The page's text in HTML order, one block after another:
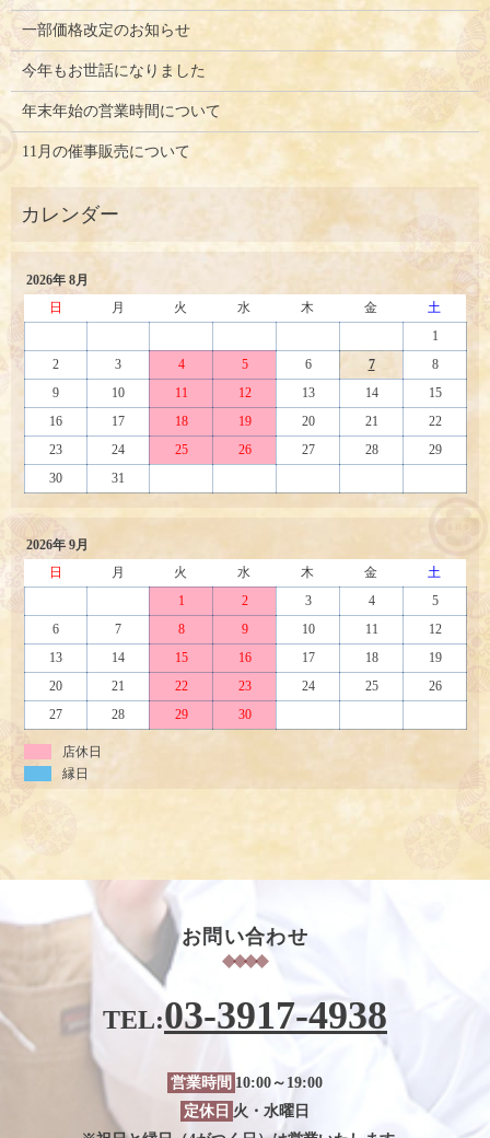
一部価格改定のお知らせ
今年もお世話になりました
年末年始の営業時間について
11月の催事販売について
2026年 8月
日
月 火 水 木 金
土
1
2
3 4 5 6 7
8
9
10 11 12 13 14
15
16
17 18 19 20 21
22
23
24 25 26 27 28
29
30
31
2026年 9月
日
月 火 水 木 金
土
1
2 3 4
5
6
7 8 9 10 11
12
13
14 15 16 17 18
19
20
21 22 23 24 25
26
27
28 29 30
店休日
縁日
お問い合わせ
TEL:03-3917-4938
営業時間 10:00～19:00
定休日 火・水曜日